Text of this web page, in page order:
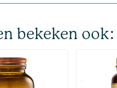
bekeken ook:
(510)
Citraat)